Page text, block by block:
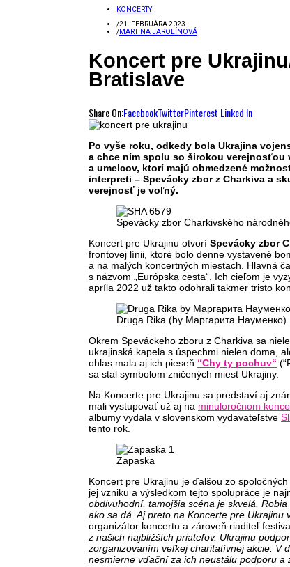
KONCERTY
/21. FEBRUÁRA 2023
/MARTINA JAROLÍNOVÁ
Koncert pre
Bratislave
Share On:FacebookTwitterPinterest Linked In
Po vyše roku, odkedy bola Ukrajina
a chce ním spolu so širokou
a umelcov, ktorí majú obmedzené
interpreti – Spevácky zbor z Charkiva a
verejnosť je voľný.
Spevácky zbor Charkivského
Koncert pre Ukrajinu otvorí Spevácky zbor
frontovej línii, ktoré bolo denne vystavené
a na malých koncertných miestach. Hlavná
s názvom „Európska cesta“. Ich cieľom je
apríla 2022 už takto odohrali takmer tristo
Druga Rika (by Маргарита Науменко)
Okrem Speváckeho zboru z Charkiva sa
ukrajinská kapela s úspechmi nielen doma,
ohlas mala aj ich pieseň “Chy ty pochuv“
sa stal symbolom zničených miest Ukrajiny.
Na Koncerte pre Ukrajinu sa predstaví aj
mali vystupovať už aj na minuloročnom
albumy vydala v slovenskom vydavateľstve
tento rok.
Zapaska
Koncert pre Ukrajinu je ďalšou zo
jej vzniku a výsledkom tejto spolupráce je
obdivuhodní, tamojšia scéna je skvelá.
ako sa dá. Aj preto na Koncerte pre
organizátor koncertu a zároveň riaditeľ
z našich najbližších priateľov. Ukrajinu
zorganizovaním veľkej charitatívnej akcie. V
nesmierne vďační za ich neustálu podporu